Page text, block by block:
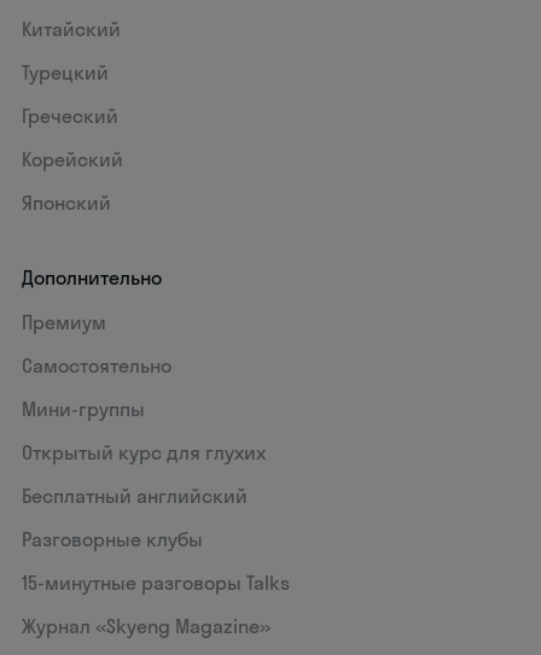
Китайский
Турецкий
Греческий
Корейский
Японский
Дополнительно
Премиум
Самостоятельно
Мини-группы
Открытый курс для глухих
Бесплатный английский
Разговорные клубы
15‑минутные разговоры Talks
Журнал «Skyeng Magazine»